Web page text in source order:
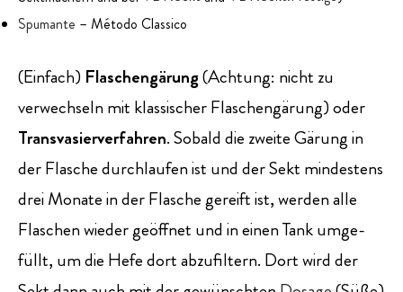
Spumante – Método Classico
(Einfach) Flaschengärung(Achtung: nicht zu
verwechseln mit klassischer Flaschengärung) oder
Trans­vasierverfahren. Sobald die zweite Gärung in
der Flasche durchlaufen ist und der Sekt mindestens
drei Monate in der Flasche gereift ist, werden alle
Flaschen wieder geöffnet und in einen Tank umge­
füllt, um die Hefe dort abzu­filtern. Dort wird der